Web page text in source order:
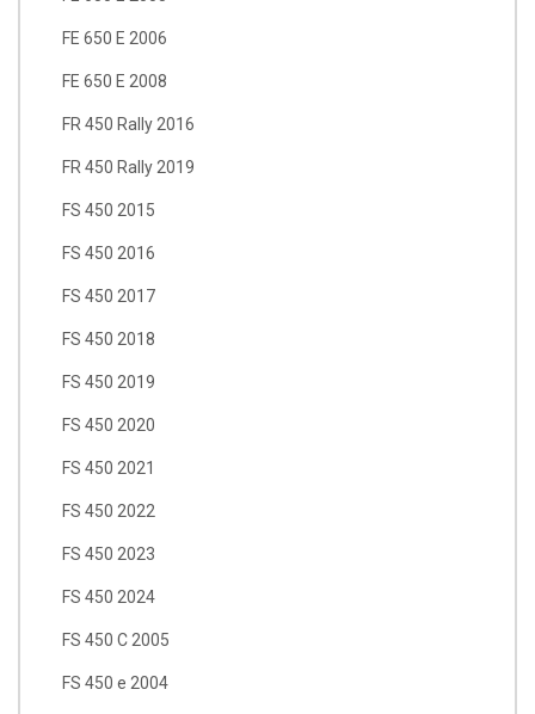
FE 650 E 2006
FE 650 E 2008
FR 450 Rally 2016
FR 450 Rally 2019
FS 450 2015
FS 450 2016
FS 450 2017
FS 450 2018
FS 450 2019
FS 450 2020
FS 450 2021
FS 450 2022
FS 450 2023
FS 450 2024
FS 450 C 2005
FS 450 e 2004